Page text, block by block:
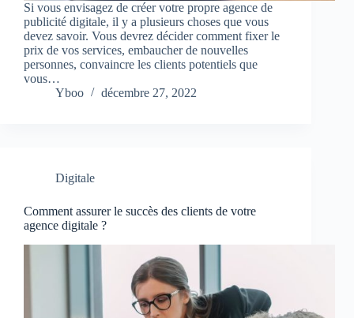
Si vous envisagez de créer votre propre agence de
publicité digitale, il y a plusieurs choses que vous
devez savoir. Vous devrez décider comment fixer le
prix de vos services, embaucher de nouvelles
personnes, convaincre les clients potentiels que
vous…
Yboo
décembre 27, 2022
Digitale
Comment assurer le succès des clients de votre
agence digitale ?